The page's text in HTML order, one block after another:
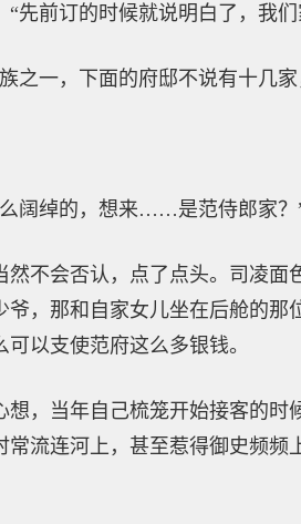
先前订的时候就说明白了，我
之一，下面的府邸不说有十几
阔绰的，想来……是范侍郎家？
不会否认，点了点头。司凌面
，那和自家女儿坐在后舱的
以支使范府这么多银钱。
，当年自己梳笼开始接客的
流连河上，甚至惹得御史频